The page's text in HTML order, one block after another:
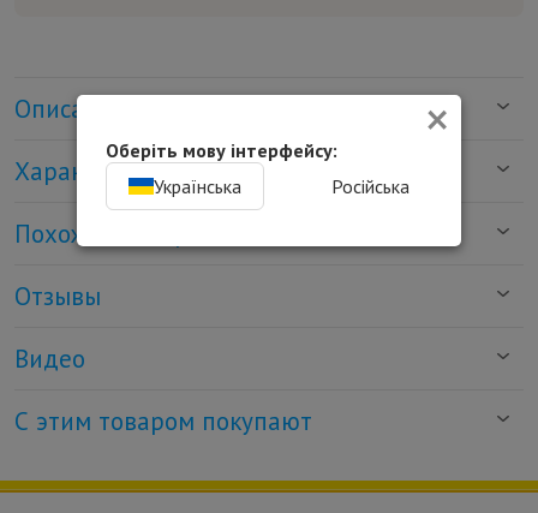
Описание
Характеристики
Похожие товары
Отзывы
Видео
С этим товаром покупают
×
Оберіть мову інтерфейсу:
Українська
Російська